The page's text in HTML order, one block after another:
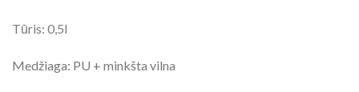
Tūris: 0,5l
Medžiaga: PU + minkšta vilna